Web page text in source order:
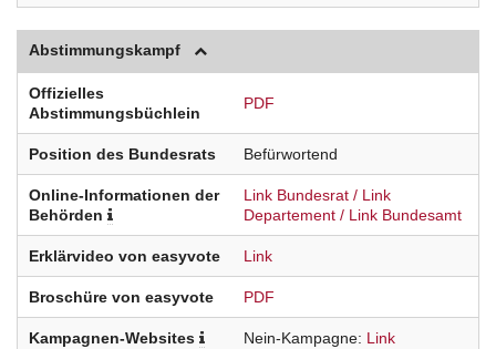
Abstimmungskampf
Offizielles
Abstimmungsbüchlein
PDF
Position des Bundesrats Befürwortend
Online-Informationen der
Behörden
Link Bundesrat
Link
Departement
Link Bundesamt
Erklärvideo von easyvote Link
Broschüre von easyvote PDF
Kampagnen-Websites Nein-Kampagne Link